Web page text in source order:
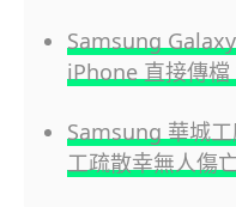
Samsung
iPhone 直接傳
Samsung 華城
工疏散幸無人傷